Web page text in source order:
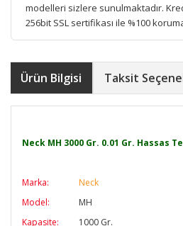
modelleri sizlere sunulmaktadır.
256bit SSL sertifikası ile %100
Ürün Bilgisi Taksit
Neck MH 3000 Gr. 0.01 Gr. Hassas
Marka:
Neck
Model:
MH
Kapasite:
1000 Gr.